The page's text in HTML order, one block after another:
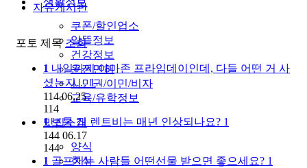
쿠폰/할인업소
알뜰정보
건강정보
운전면허
시민권/이민/비자
교육/유학정보
맛집소개
양식
한식
자유게시판
포토 제목 조회
1 내일까지 아마존 프라임데이인데, 다들 어떤 거 사
셨는지…1
114 06.25
114
1 보통 집 렌트비는 매년 인상되나요? 1
144 06.17
144
1 골프치는 사람들 어떤선물 받으면 좋으세요? 1